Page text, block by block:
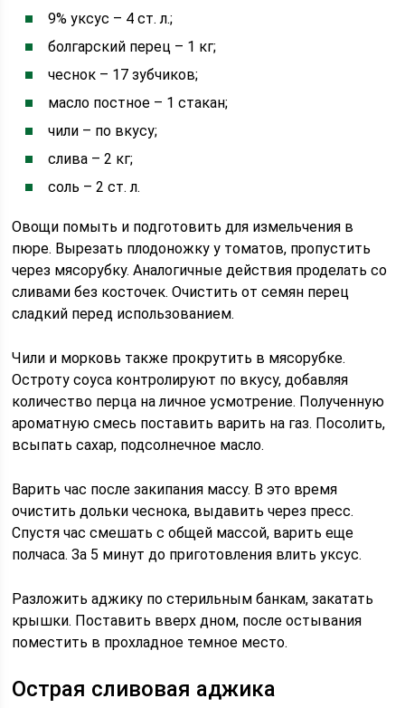
9% уксус – 4 ст. л.;
болгарский перец – 1 кг;
чеснок – 17 зубчиков;
масло постное – 1 стакан;
чили – по вкусу;
слива – 2 кг;
соль – 2 ст. л.
Овощи помыть и подготовить для измельчения в
пюре. Вырезать плодоножку у томатов, пропустить
через мясорубку. Аналогичные действия проделать со
сливами без косточек. Очистить от семян перец
сладкий перед использованием.
Чили и морковь также прокрутить в мясорубке.
Остроту соуса контролируют по вкусу, добавляя
количество перца на личное усмотрение. Полученную
ароматную смесь поставить варить на газ. Посолить,
всыпать сахар, подсолнечное масло.
Варить час после закипания массу. В это время
очистить дольки чеснока, выдавить через пресс.
Спустя час смешать с общей массой, варить еще
полчаса. За 5 минут до приготовления влить уксус.
Разложить аджику по стерильным банкам, закатать
крышки. Поставить вверх дном, после остывания
поместить в прохладное темное место.
Острая сливовая аджика